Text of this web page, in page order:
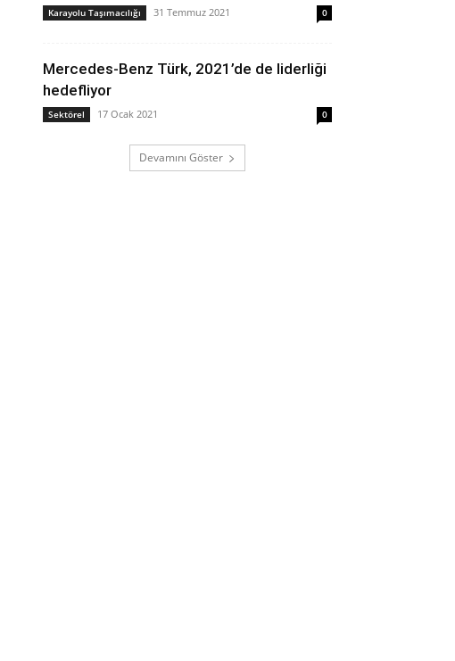
Karayolu Taşımacılığı 31 Temmuz 2021 0
Mercedes-Benz Türk, 2021’de de liderliği
hedefliyor
Sektörel 17 Ocak 2021 0
Devamını Göster